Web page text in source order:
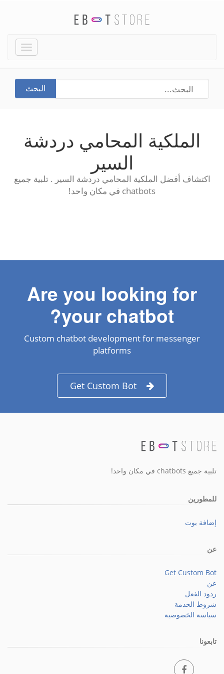
Toggle
البحث
الملكية المحامي دردشة
السير
اكتشاف أفضل الملكية المحامي دردشة السير . تلبية جميع
chatbots في مكان واحد!
Are you looking for
your chatbot?
Custom chatbot development for messenger
platforms
Get Custom Bot
تلبية جميع chatbots في مكان واحد!
للمطورين
إضافة بوت
عن
Get Custom Bot
عن
ردود الفعل
شروط الخدمة
سياسة الخصوصية
تابعونا